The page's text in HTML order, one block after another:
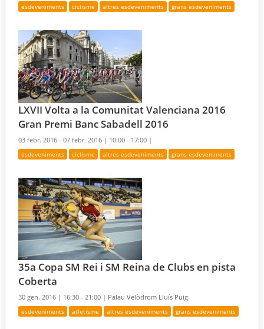
esdeveniments ciclisme altres esdeveniments grans esdeveniments
LXVII Volta a la Comunitat Valenciana 2016
Gran Premi Banc Sabadell 2016
03 febr. 2016 - 07 febr. 2016 | 10:00 - 17:00 |
esdeveniments ciclisme altres esdeveniments grans esdeveniments
35a Copa SM Rei i SM Reina de Clubs en pista
Coberta
30 gen. 2016 | 16:30 - 21:00 | Palau Velòdrom Lluís Puig
esdeveniments atletisme altres esdeveniments grans esdeveniments